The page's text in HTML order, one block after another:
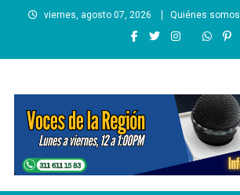
viernes, agosto 07, 2026 Quiénes somos
Voces de la Región